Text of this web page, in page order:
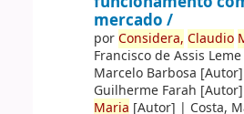
mercado /
porConsidera, Claudio
Francisco de Assis Leme
Marcelo Barbosa [Autor]
Guilherme Farah [Autor]
Maria [Autor] | Costa,